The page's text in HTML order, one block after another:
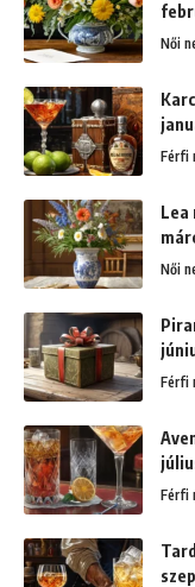
Női
Férfi
Lea
Női
Férfi
Férfi